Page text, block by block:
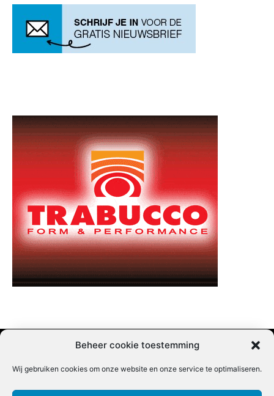
Beheer cookie toestemming
Wij gebruiken cookies om onze website en onze service te optimaliseren.